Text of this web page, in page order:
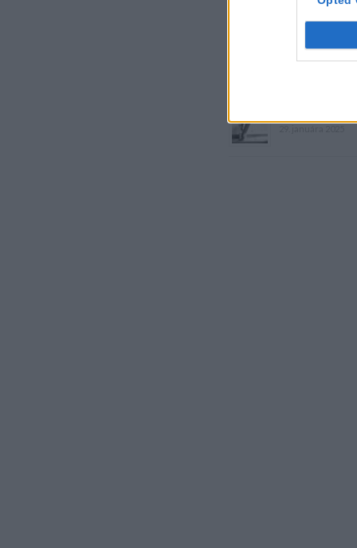
Dôverujte si,